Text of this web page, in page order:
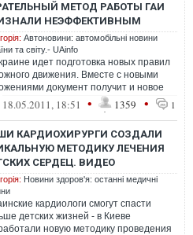
МЕТОД РАБОТЫ ГАИ
НЕЭФФЕКТИВНЫМ
Автоновини: автомобільні новини
та світу.- UAinfo
идет подготовка новых правил
движения. Вместе с новыми
документ получит и новое
Как сообщается, новые ПДД р...
18.05.2011, 18:51 • 1359 • 1
КАРДИОХИРУРГИ СОЗДАЛИ
МЕТОДИКУ ЛЕЧЕНИЯ
СЕРДЕЦ. ВИДЕО
Новини здоров'я: останні медичні
кардиологи смогут спасти
детских жизней - в Киеве
новую методику проведения